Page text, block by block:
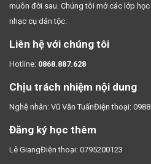
muôn đời sau. Chúng tôi mở các lớp
nhạc cụ dân tộc.
Liên hệ với chúng tôi
Hotline: 0868.887.628
Chịu trách nhiệm nội dung
Nghệ nhân: Vũ Văn TuấnĐiện thoại:
Đăng ký học thêm
Lê GiangĐiện thoại: 0795200123